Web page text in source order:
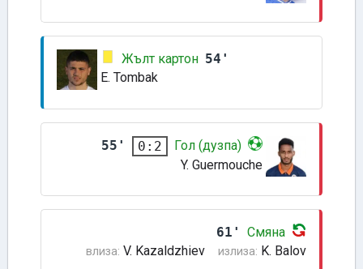
Жълт картон 54'
E. Tombak
55' 0:2
Гол (дузпа)
Y. Guermouche
61' Смяна
влиза: V. Kazaldzhiev излиза: K. Balov